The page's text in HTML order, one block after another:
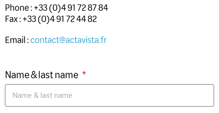
Phone : +33 (0)491 72 87 84
Fax : +33 (0)4 91 72 44 82
Email :contact@actavista.fr
Name & last name